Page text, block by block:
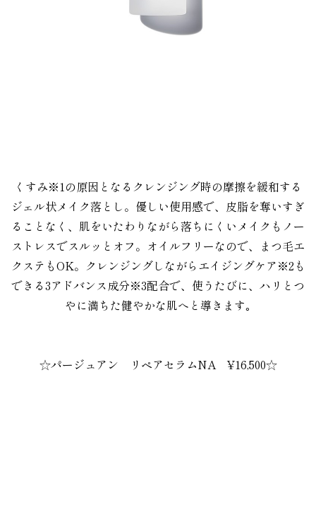
くすみ※1の原因となるクレンジング時の摩擦を緩和する
ジェル状メイク落とし。優しい使用感で、皮脂を奪いすぎ
ることなく、肌をいたわりながら落ちにくいメイクもノー
ストレスでスルッとオフ。オイルフリーなので、まつ毛エ
クステもOK。クレンジングしながらエイジングケア※2も
できる3アドバンス成分※3配合で、使うたびに、ハリとつ
やに満ちた健やかな肌へと導きます｡
☆パージュアン リペアセラムNA¥16,500☆